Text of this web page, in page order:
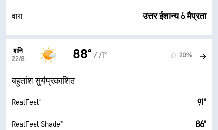
वारा उत्तर ईशान्य 6 मैप्रता
शनि
22/8
88° /71° 20%
बहुतांश सुर्यप्रकाशित
RealFeel® 91°
RealFeel Shade™ 86°